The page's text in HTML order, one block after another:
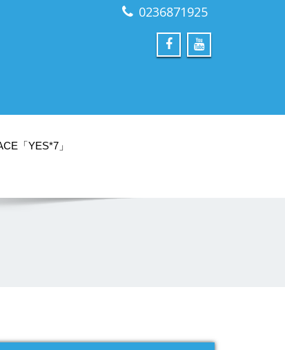
0236871925
「YES*7」